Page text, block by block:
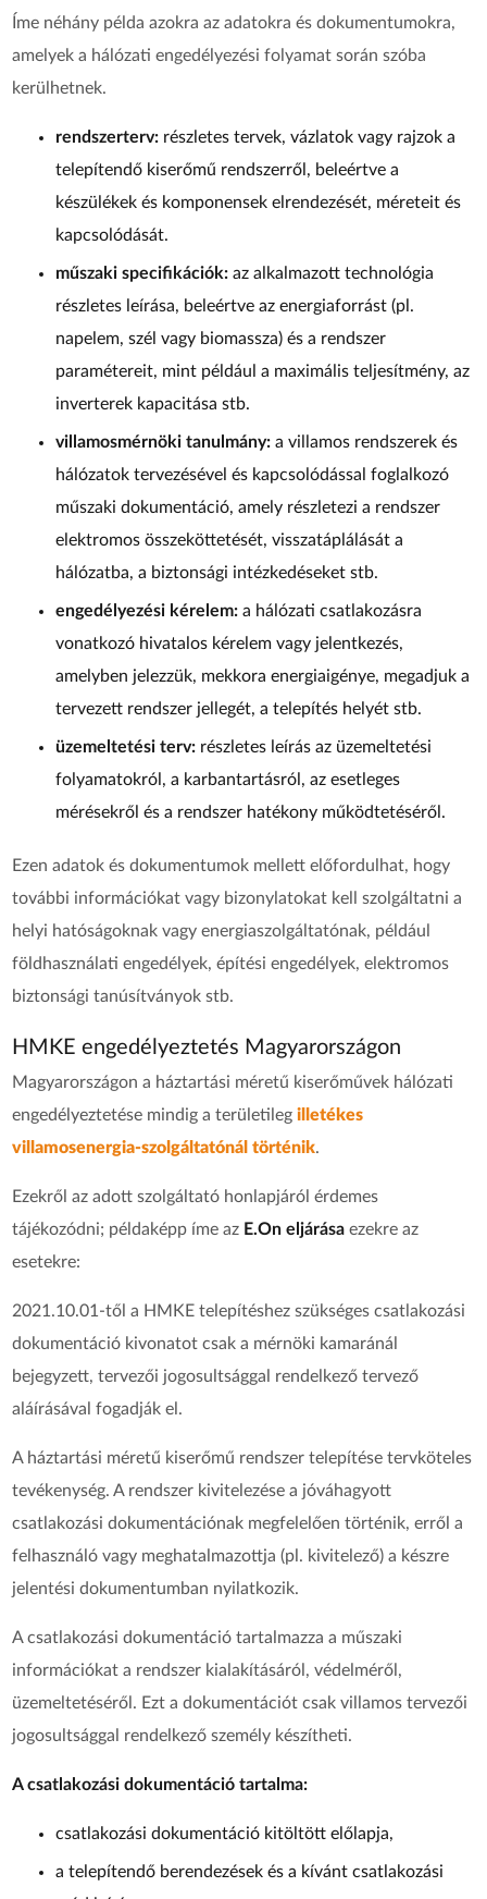
Íme néhány példa azokra az adatokra és dokumentumokra,
amelyek a hálózati engedélyezési folyamat során szóba
kerülhetnek.
rendszerterv: részletes tervek, vázlatok vagy rajzok a
telepítendő kiserőmű rendszerről, beleértve a
készülékek és komponensek elrendezését, méreteit és
kapcsolódását.
műszaki specifikációk: az alkalmazott technológia
részletes leírása, beleértve az energiaforrást (pl.
napelem, szél vagy biomassza) és a rendszer
paramétereit, mint például a maximális teljesítmény, az
inverterek kapacitása stb.
villamosmérnöki tanulmány: a villamos rendszerek és
hálózatok tervezésével és kapcsolódással foglalkozó
műszaki dokumentáció, amely részletezi a rendszer
elektromos összeköttetését, visszatáplálását a
hálózatba, a biztonsági intézkedéseket stb.
engedélyezési kérelem: a hálózati csatlakozásra
vonatkozó hivatalos kérelem vagy jelentkezés,
amelyben jelezzük, mekkora energiaigénye, megadjuk a
tervezett rendszer jellegét, a telepítés helyét stb.
üzemeltetési terv: részletes leírás az üzemeltetési
folyamatokról, a karbantartásról, az esetleges
mérésekről és a rendszer hatékony működtetéséről.
Ezen adatok és dokumentumok mellett előfordulhat, hogy
további információkat vagy bizonylatokat kell szolgáltatni a
helyi hatóságoknak vagy energiaszolgáltatónak, például
földhasználati engedélyek, építési engedélyek, elektromos
biztonsági tanúsítványok stb.
HMKE engedélyeztetés Magyarországon
Magyarországon a háztartási méretű kiserőművek hálózati
engedélyeztetése mindig a területilegilletékes
villamosenergia-szolgáltatónál történik.
Ezekről az adott szolgáltató honlapjáról érdemes
tájékozódni; példaképp íme az E.On eljárása ezekre az
esetekre:
2021.10.01-től a HMKE telepítéshez szükséges csatlakozási
dokumentáció kivonatot csak a mérnöki kamaránál
bejegyzett, tervezői jogosultsággal rendelkező tervező
aláírásával fogadják el.
A háztartási méretű kiserőmű rendszer telepítése tervköteles
tevékenység. A rendszer kivitelezése a jóváhagyott
csatlakozási dokumentációnak megfelelően történik, erről a
felhasználó vagy meghatalmazottja (pl. kivitelező) a készre
jelentési dokumentumban nyilatkozik.
A csatlakozási dokumentáció tartalmazza a műszaki
információkat a rendszer kialakításáról, védelméről,
üzemeltetéséről. Ezt a dokumentációt csak villamos tervezői
jogosultsággal rendelkező személy készítheti.
A csatlakozási dokumentáció tartalma:
csatlakozási dokumentáció kitöltött előlapja,
a telepítendő berendezések és a kívánt csatlakozási